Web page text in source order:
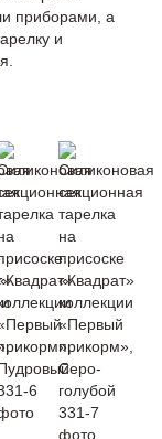
приборами, а
и